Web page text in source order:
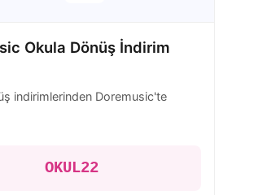
Okula Dönüş İndirim
indirimlerinden Doremusic'te
OKUL22